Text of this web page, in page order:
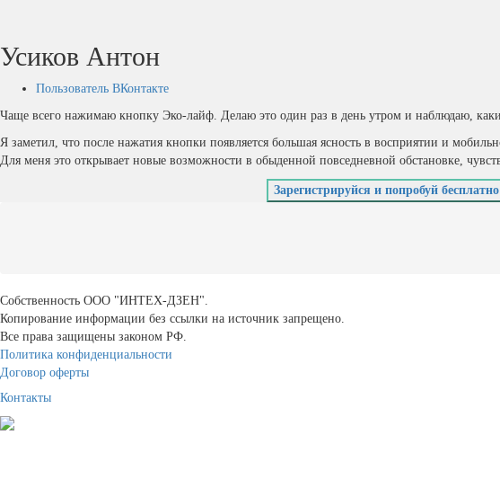
Усиков Антон
Пользователь ВКонтакте
Чаще всего нажимаю кнопку Эко-лайф. Делаю это один раз в день утром и наблюдаю,
Я заметил, что после нажатия кнопки появляется большая ясность в восприятии и
Для меня это открывает новые возможности в обыденной повседневной обстановке,
Зарегистрируйся и попробуй бесплатно
Собственность ООО "ИНТЕХ-ДЗЕН".
Копирование информации без ссылки на источник запрещено.
Все права защищены законом РФ.
Политика конфиденциальности
Договор оферты
Контакты